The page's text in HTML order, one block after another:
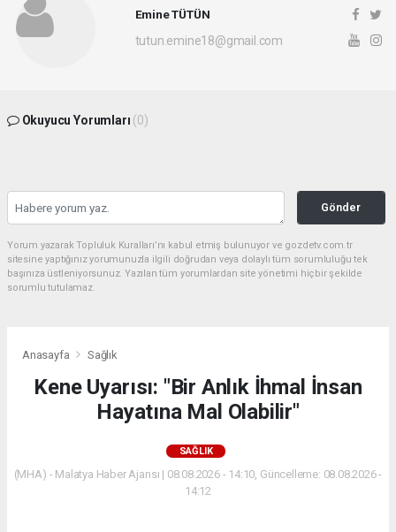
Emine TÜTÜN
tutun.emine18@gmail.com
Okuyucu Yorumları (0)
Gönder
Yorum yazarak Topluluk Kuralları’nı kabul etmiş bulunuyor ve gozdetv.com.tr
sitesine yaptığınız yorumunuzla ilgili doğrudan veya dolaylı tüm sorumluluğu tek
başınıza üstleniyorsunuz. Yazılan tüm yorumlardan site yönetimi hiçbir şekilde
sorumlu tutulamaz.
Anasayfa Sağlık
Kene Uyarısı: "Bir Anlık İhmal İnsan
Hayatına Mal Olabilir"
SAĞLIK
(MHA) - Malatya Haber Ajansı | 08.08.2026 - 14:10, Güncelleme: 08.08.2026 -
14:12